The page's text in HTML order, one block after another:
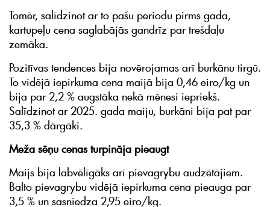
Tomēr, salīdzinot ar to pašu periodu pirms gada,
kartupeļu cena saglabājās gandrīz par trešdaļu
zemāka.
Pozitīvas tendences bija novērojamas arī burkānu tirgū.
To vidējā iepirkuma cena maijā bija 0,46 eiro/kg un
bija par 2,2 % augstāka nekā mēnesi iepriekš.
Salīdzinot ar 2025. gada maiju, burkāni bija pat par
35,3 % dārgāki.
Meža sēņu cenas turpināja pieaugt
Maijs bija labvēlīgāks arī pievagrybu audzētājiem.
Balto pievagrybu vidējā iepirkuma cena pieauga par
3,5 % un sasniedza 2,95 eiro/kg.